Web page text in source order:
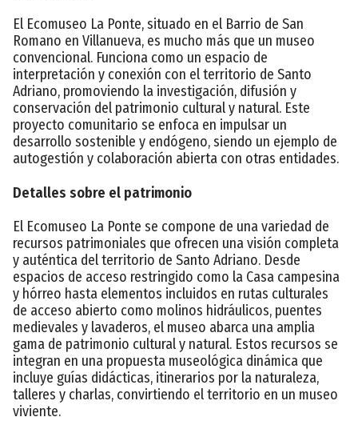
El Ecomuseo La Ponte, situado en el Barrio de San
Romano en Villanueva, es mucho más que un museo
convencional. Funciona como un espacio de
interpretación y conexión con el territorio de Santo
Adriano, promoviendo la investigación, difusión y
conservación del patrimonio cultural y natural. Este
proyecto comunitario se enfoca en impulsar un
desarrollo sostenible y endógeno, siendo un ejemplo de
autogestión y colaboración abierta con otras entidades.
Detalles sobre el patrimonio
El Ecomuseo La Ponte se compone de una variedad de
recursos patrimoniales que ofrecen una visión completa
y auténtica del territorio de Santo Adriano. Desde
espacios de acceso restringido como la Casa campesina
y hórreo hasta elementos incluidos en rutas culturales
de acceso abierto como molinos hidráulicos, puentes
medievales y lavaderos, el museo abarca una amplia
gama de patrimonio cultural y natural. Estos recursos se
integran en una propuesta museológica dinámica que
incluye guías didácticas, itinerarios por la naturaleza,
talleres y charlas, convirtiendo el territorio en un museo
viviente.